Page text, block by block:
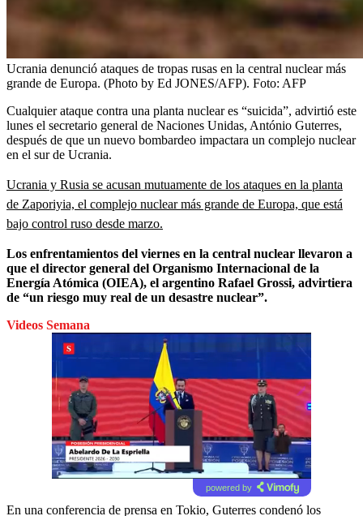
Ucrania denunció ataques de tropas rusas en la central nuclear más
grande de Europa. (Photo by Ed JONES/AFP). Foto: AFP
Cualquier ataque contra una planta nuclear es “suicida”, advirtió este
lunes el secretario general de Naciones Unidas, António Guterres,
después de que un nuevo bombardeo impactara un complejo nuclear
en el sur de Ucrania.
Ucrania y Rusia se acusan mutuamente de los ataques en la planta
de Zaporiyia, el complejo nuclear más grande de Europa, que está
bajo control ruso desde marzo.
Los enfrentamientos del viernes en la central nuclear llevaron a
que el director general del Organismo Internacional de la
Energía Atómica (OIEA), el argentino Rafael Grossi, advirtiera
de “un riesgo muy real de un desastre nuclear”.
Videos Semana
powered by
En una conferencia de prensa en Tokio, Guterres condenó los